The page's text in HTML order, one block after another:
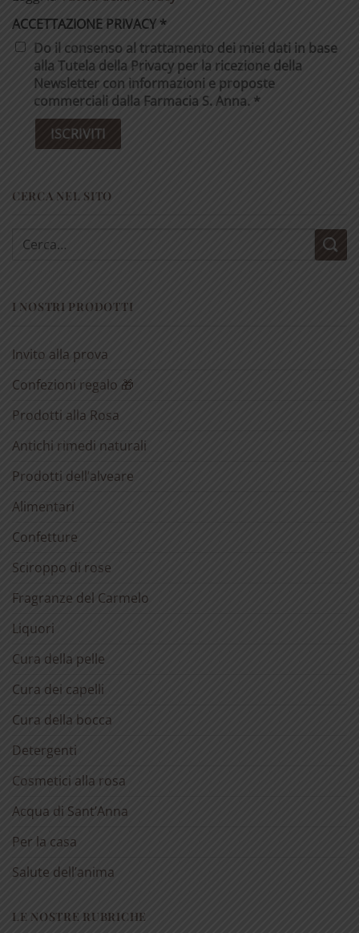
ACCETTAZIONE PRIVACY *
Do il consenso al trattamento dei miei dati in base
alla Tutela della Privacy per la ricezione della
Newsletter con informazioni e proposte
commerciali dalla Farmacia S. Anna. *
CERCA NEL SITO
Cerca:
I NOSTRI PRODOTTI
Invito alla prova
Confezioni regalo 🎁
Prodotti alla Rosa
Antichi rimedi naturali
Prodotti dell’alveare
Alimentari
Confetture
Sciroppo di rose
Fragranze del Carmelo
Liquori
Cura della pelle
Cura dei capelli
Cura della bocca
Detergenti
Cosmetici alla rosa
Acqua di Sant’Anna
Per la casa
Salute dell’anima
LE NOSTRE RUBRICHE